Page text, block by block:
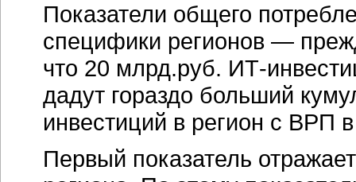
Показатели общего
специфики регионов —
что 20 млрд.руб. ИТ-
дадут гораздо больший
инвестиций в регион с ВРП
Первый показатель